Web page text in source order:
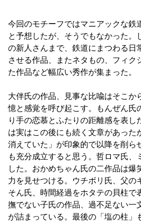
今回のモチーフではマニアックな鉄
と予想したが、そうでもなかった。
の新人さんまで、鉄道にまつわる日
させる作品、またネタもの、フィク
た作品など幅広い秀作が集まった。
大伴氏の作品、見事な比喩はそこか
憶と感覚を呼び起こす。もんぜん氏
り手の恋慕とふたりの距離感を表し
は実はこの後にも続く文章があった
消えていた」が印象的で以降を削ら
も充分成立すると思う。哲ロマ氏、
した。おかめちゃん氏の二作品は爆
力を見せつける。ウチボリ氏、父の
そん氏、時間経過をホタテの貝柱で
撫でない子氏の作品、過不足ない一
が詰まっている。最後の「塩の柱」